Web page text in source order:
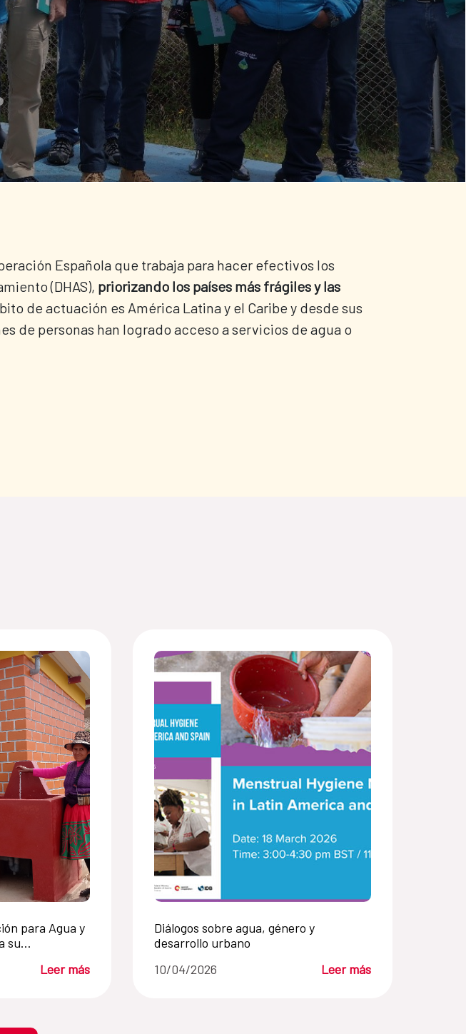
Española que trabaja para hacer efectivos los
(DHAS), priorizando los países más frágiles y las
de actuación es América Latina y el Caribe y desde sus
de personas han logrado acceso a servicios de agua o
para Agua y
su
Leer más
Diálogos sobre agua, género y
desarrollo urbano
10/04/2026
Leer más